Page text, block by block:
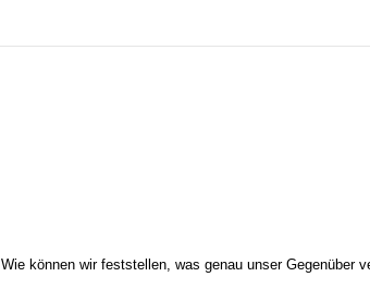
können wir feststellen, was genau unser Gegenüber